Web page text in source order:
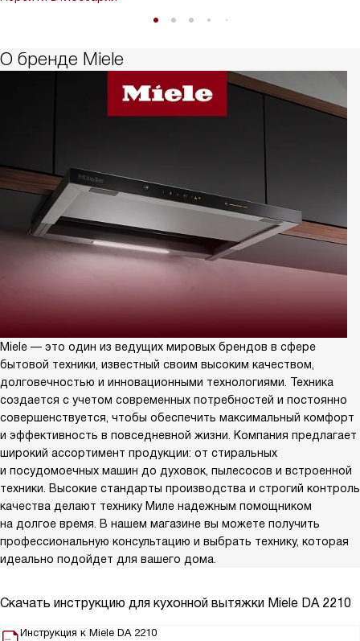
О бренде Miele
Miele — это один из ведущих мировых брендов в сфере
бытовой техники, известный своим высоким качеством,
долговечностью и инновационными технологиями. Техника
создается с учетом современных потребностей и постоянно
совершенствуется, чтобы обеспечить максимальный комфорт
и эффективность в повседневной жизни. Компания предлагает
широкий ассортимент продукции: от стиральных
и посудомоечных машин до духовок, пылесосов и встроенной
техники. Высокие стандарты производства и строгий контроль
качества делают технику Миле надежным помощником
на долгое время. В нашем магазине вы можете получить
профессиональную консультацию и выбрать технику, которая
идеально подойдет для вашего дома.
Скачать инструкцию для кухонной вытяжки Miele DA 2210
Инструкция к Miele DA 2210